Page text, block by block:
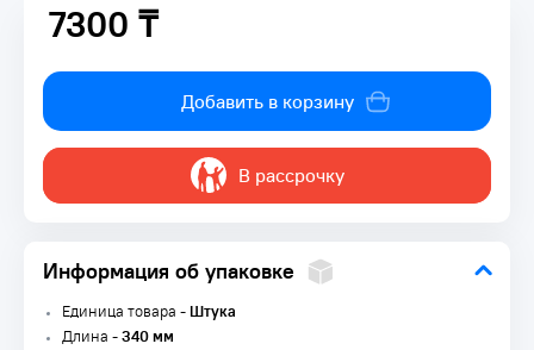
7300 ₸
7300 ₸
Добавить в корзину
В рассрочку
Информация об упаковке
Единица товара -Штука
Длина -340 мм